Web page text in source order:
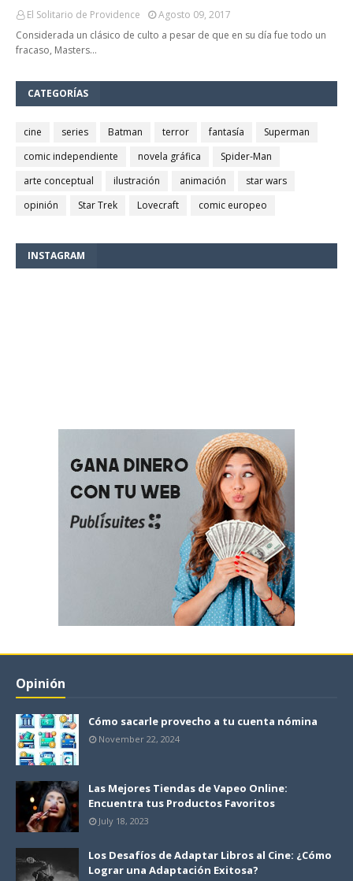
El Solitario de Providence
Agosto 09, 2017
Considerada un clásico de culto a pesar de que en su día fue todo un
fracaso, Masters…
CATEGORÍAS
cine series Batman terror fantasía
Superman
comic independiente
novela gráfica
Spider-Man
arte conceptual
ilustración animación
star wars
opinión
Star Trek Lovecraft comic europeo
INSTAGRAM
Opinión
Cómo sacarle provecho a tu cuenta nómina
November 22, 2024
Las Mejores Tiendas de Vapeo Online:
Encuentra tus Productos Favoritos
July 18, 2023
Los Desafíos de Adaptar Libros al Cine: ¿Cómo
Lograr una Adaptación Exitosa?